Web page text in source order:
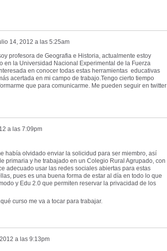
14, 2012 a las 5:25am
profesora de Geografia e Historia, actualmente estoy
en la Universidad Nacional Experimental de la Fuerza
en conocer todas estas herramientas educativas
acertada en mi campo de trabajo.Tengo cierto tiempo
que para comunicarme. Me pueden seguir en twitter
a las 7:09pm
había olvidado enviar la solicidud para ser miembro, así
primaria y he trabajado en un Colegio Rural Agrupado, con
adecuado usar las redes sociales abiertas para estas
pues es una buena forma de estar al día en todo lo que
y Edu 2.0 que permiten reservar la privacidad de los
curso me va a tocar para trabajar.
a las 9:13pm